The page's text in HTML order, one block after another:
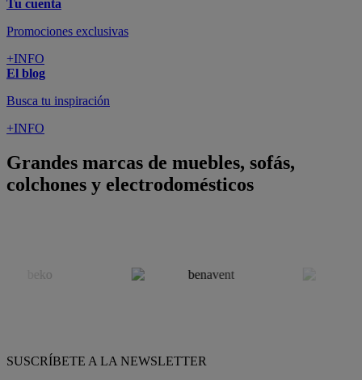
Tu cuenta
Promociones exclusivas
+INFO
El blog
Busca tu inspiración
+INFO
Grandes marcas de muebles, sofás,
colchones y electrodomésticos
SUSCRÍBETE A LA NEWSLETTER